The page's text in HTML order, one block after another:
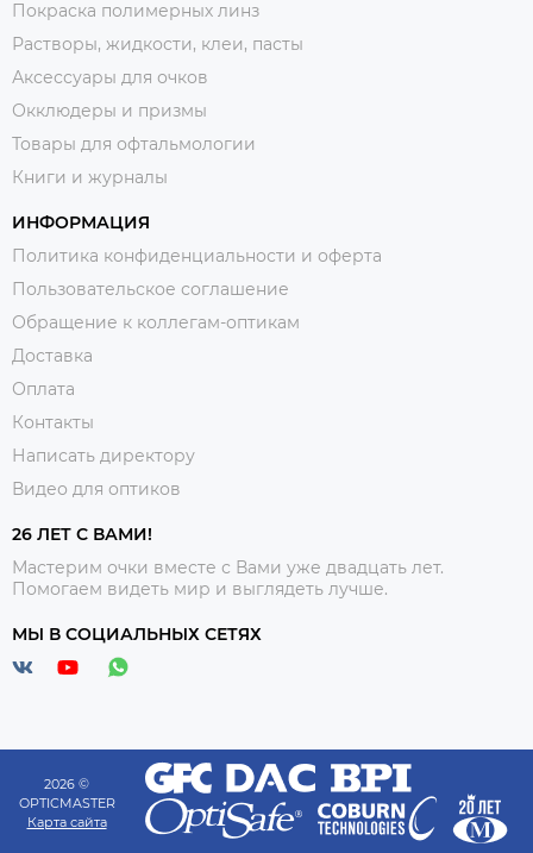
Покраска полимерных линз
Растворы, жидкости, клеи, пасты
Аксессуары для очков
Окклюдеры и призмы
Товары для офтальмологии
Книги и журналы
ИНФОРМАЦИЯ
Политика конфиденциальности и оферта
Пользовательское соглашение
Обращение к коллегам-оптикам
Доставка
Оплата
Контакты
Написать директору
Видео для оптиков
26 ЛЕТ С ВАМИ!
Мастерим очки вместе с Вами уже двадцать лет.
Помогаем видеть мир и выглядеть лучше.
МЫ В СОЦИАЛЬНЫХ СЕТЯХ
2026 ©
OPTICMASTER
Карта сайта